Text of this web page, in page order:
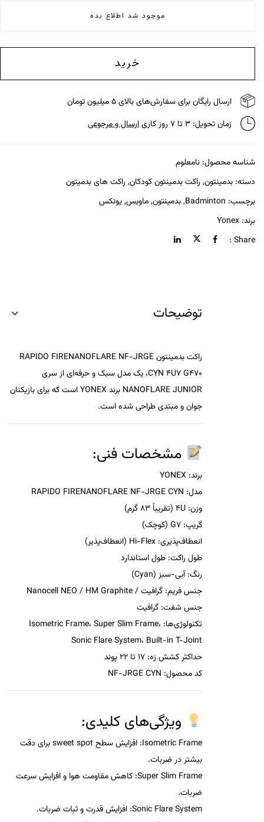
موجود شد اطلاع بده
خرید
ارسال رایگان برای سفارش‌های بالای ۵ میلیون تومان
زمان تحویل: ۳ تا ۷ روز کاری
ارسال و مرجوعی
شناسه محصول: نامعلوم
دسته: بدمینتون, راکت بدمینتون کودکان, راکت های بدمیتون
برچسب: Badminton
,بدمینتون,ماویس,یونکس
برند: Yonex
Share :
توضیحات
راکت بدمینتونRAPIDO FIRENANOFLARE NF-JRGE
CYN 4U7 G470، یک مدل سبک و حرفه‌ای از سری
NANOFLARE JUNIOR
برند YONEX است که برای بازیکنان
جوان و مبتدی طراحی شده است.
مشخصات فنی:
برند:
مدل:
وزن:
گریپ:
انعطاف‌پذیری:
طول راکت: طول استاندارد
رنگ:آبی-سبز (Cyan)
جنس فریم: گرافیت / Nanocell NEO / HM Graphite
جنس شفت: گرافیت
تکنولوژی‌ها: Isometric Frame، Super Slim Frame،
Sonic Flare System، Built-in T-Joint
حداکثر کشش زه:
کد محصول:
ویژگی‌های کلیدی:
Isometric Frame:
افزایش سطح sweet spot برای دقت
بیشتر در ضربات.
Super Slim Frame: کاهش مقاومت هوا و افزایش سرعت
ضربات.
Sonic Flare System: افزایش قدرت و ثبات ضربات.